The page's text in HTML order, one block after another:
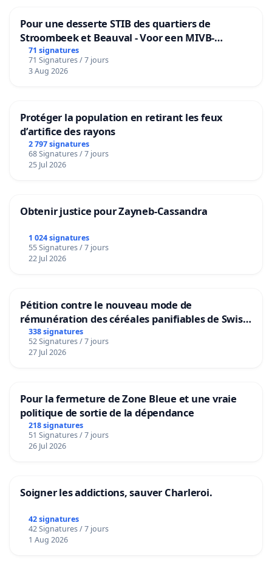
Pour une desserte STIB des quartiers de
Stroombeek et Beauval - Voor een MIVB-
bediening van de wijken Strombeek en Het
Voor
71 signatures
71 Signatures / 7 jours
3 Aug 2026
Protéger la population en retirant les feux
d’artifice des rayons
2 797 signatures
68 Signatures / 7 jours
25 Jul 2026
Obtenir justice pour Zayneb-Cassandra
1 024 signatures
55 Signatures / 7 jours
22 Jul 2026
Pétition contre le nouveau mode de
rémunération des céréales panifiables de Swiss
granum basé sur la teneur en protéines
338 signatures
52 Signatures / 7 jours
27 Jul 2026
Pour la fermeture de Zone Bleue et une vraie
politique de sortie de la dépendance
218 signatures
51 Signatures / 7 jours
26 Jul 2026
Soigner les addictions, sauver Charleroi.
42 signatures
42 Signatures / 7 jours
1 Aug 2026